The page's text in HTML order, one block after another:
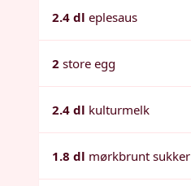
2.4 dl eplesaus
2 store egg
2.4 dl kulturmelk
1.8 dl mørkbrunt sukker